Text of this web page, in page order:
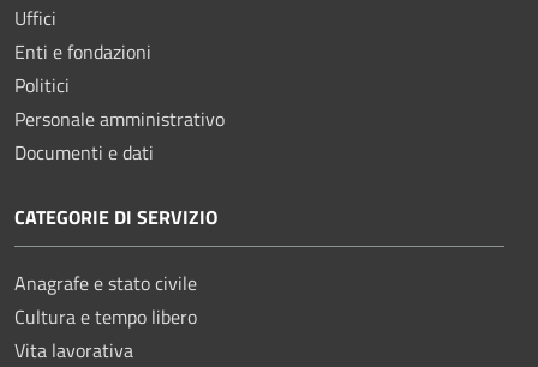
Uffici
Enti e fondazioni
Politici
Personale amministrativo
Documenti e dati
CATEGORIE DI SERVIZIO
Anagrafe e stato civile
Cultura e tempo libero
Vita lavorativa